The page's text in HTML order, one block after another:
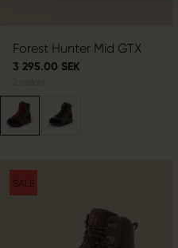
Forest Hunter Mid GTX
3 295.00 SEK
SALE